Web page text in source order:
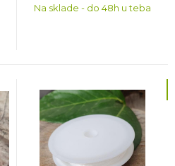
Na sklade - do 48h u teba